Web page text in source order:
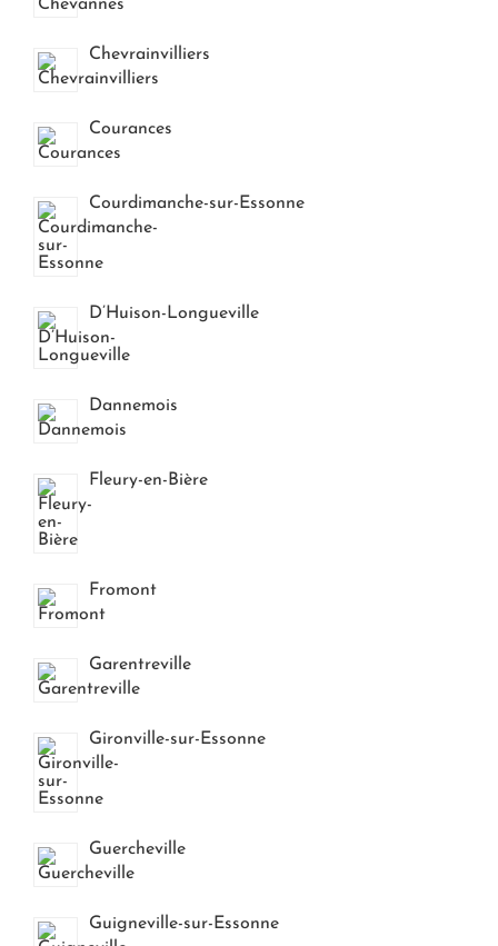
Chevrainvilliers
Courances
Courdimanche-sur-Essonne
D’Huison-Longueville
Dannemois
Fleury-en-Bière
Fromont
Garentreville
Gironville-sur-Essonne
Guercheville
Guigneville-sur-Essonne